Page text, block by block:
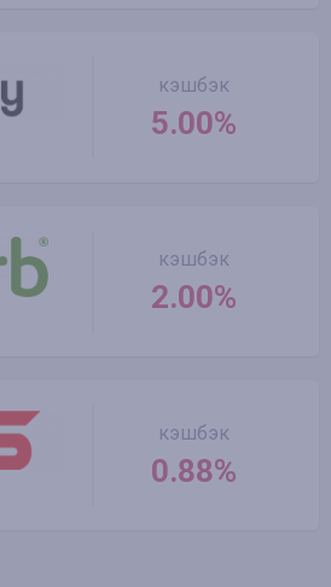
кэшбэк
5.00%
кэшбэк
2.00%
кэшбэк
0.88%